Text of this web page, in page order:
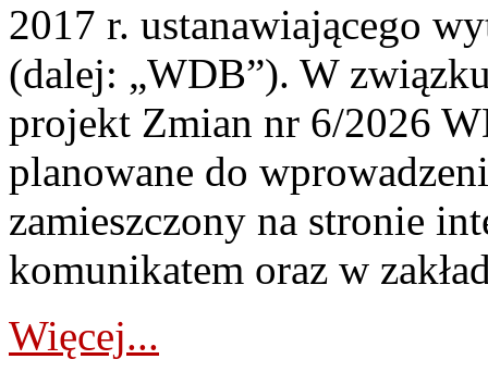
2017 r. ustanawiającego
(dalej: „WDB”). W
projekt Zmian nr 6/2026
planowane do
zamieszczony na stronie
komunikatem oraz w
Więcej...